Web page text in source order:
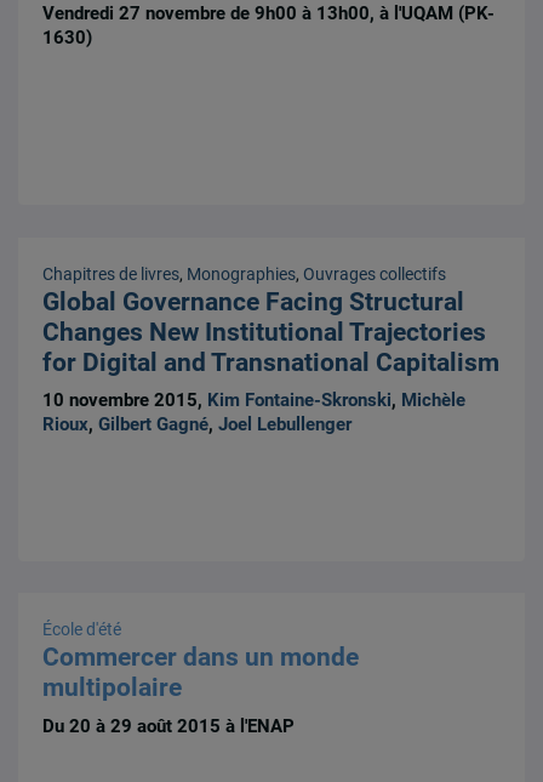
Vendredi 27 novembre de 9h00 à 13h00, à l'UQAM (PK-
1630)
Chapitres de livres, Monographies, Ouvrages collectifs
Global Governance Facing Structural
Changes New Institutional Trajectories
for Digital and Transnational Capitalism
10 novembre 2015, Kim Fontaine-Skronski, Michèle
Rioux,Gilbert Gagné,Joel Lebullenger
École d'été
Commercer dans un monde
multipolaire
Du 20 à 29 août 2015 à l'ENAP